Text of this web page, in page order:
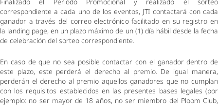
correspondiente a cada uno de los eventos, JTI contactará con cada
ganador a través del correo electrónico facilitado en su registro en
la landing page, en un plazo máximo de un (1) día hábil desde la fecha
de celebración del sorteo correspondiente.
En caso de que no sea posible contactar con el ganador dentro de
este plazo, este perderá el derecho al premio. De igual manera,
perderán el derecho al premio aquellos ganadores que no cumplan
con los requisitos establecidos en las presentes bases legales (por
ejemplo: no ser mayor de 18 años, no ser miembro del Ploom Club,